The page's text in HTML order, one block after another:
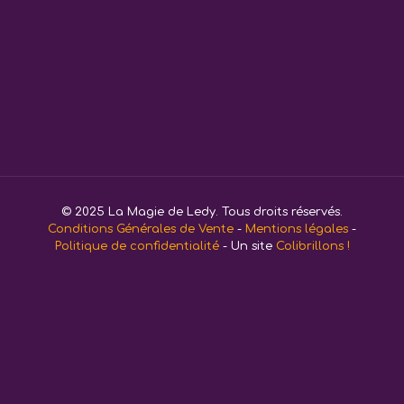
© 2025 La Magie de Ledy. Tous droits réservés.
Conditions Générales de Vente - Mentions légales -
Politique de confidentialité- Un site Colibrillons !